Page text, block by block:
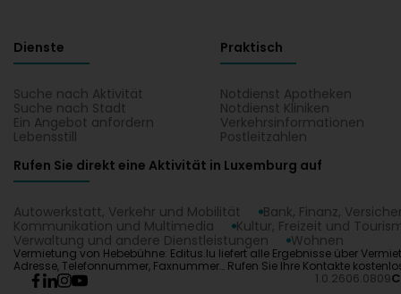
Dienste
Suche nach Aktivität
Suche nach Stadt
Ein Angebot anfordern
Lebensstill
Praktisch
Notdienst Apotheken
Notdienst Kliniken
Verkehrsinformationen
Postleitzahlen
Rufen Sie direkt eine Aktivität in Luxemburg auf
Autowerkstatt, Verkehr und Mobilität Bank, Finanz,
Kommunikation und Multimedia
Kultur, Freizeit und
Verwaltung und andere Dienstleistungen
Wohnen
Vermietung von Hebebühne: Editus.lu liefert alle Ergebnisse über
Adresse, Telefonnummer, Faxnummer… Rufen Sie Ihre Kontakte
1.0.2606.0809